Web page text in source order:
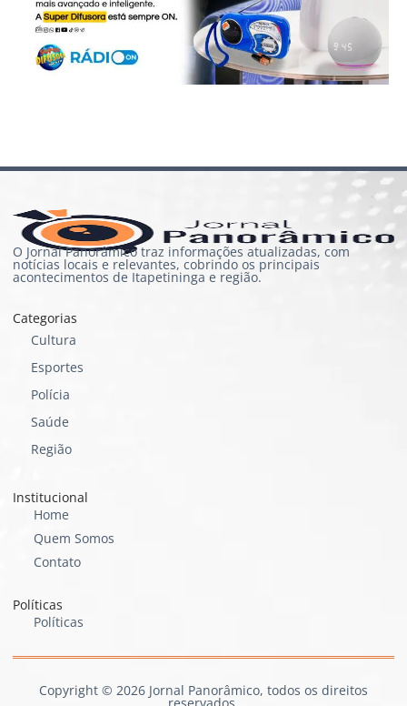
O Jornal Panorâmico traz informações atualizadas, com
notícias locais e relevantes, cobrindo os principais
acontecimentos de Itapetininga e região.
Categorias
Cultura
Esportes
Polícia
Saúde
Região
Institucional
Home
Quem Somos
Contato
Políticas
Políticas
Copyright © 2026 Jornal Panorâmico, todos os direitos